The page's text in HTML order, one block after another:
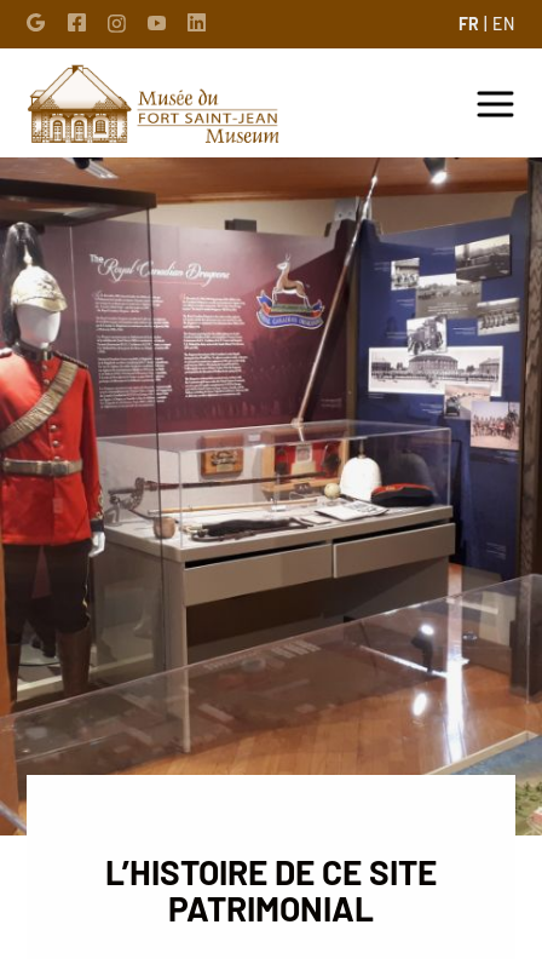
FR | EN
L’HISTOIRE DE CE SITE
PATRIMONIAL